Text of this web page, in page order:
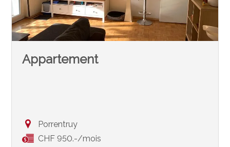
Appartement
Porrentruy
CHF 950.-/mois